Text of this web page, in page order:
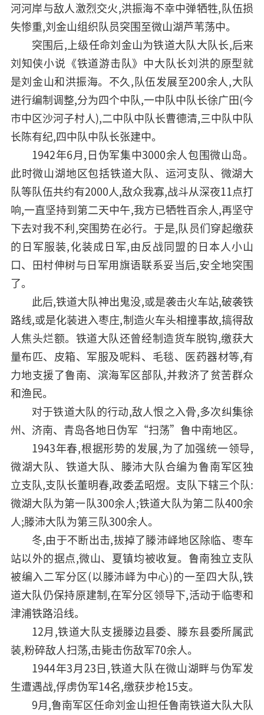
河河岸与敌人激烈交火,洪振海不幸中弹牺牲,队伍损
失惨重,刘金山组织队员突围至微山湖芦苇荡中。
突围后,上级任命刘金山为铁道大队大队长,后来
刘知侠小说《铁道游击队》中大队长刘洪的原型就
是刘金山和洪振海。不久,队伍发展至200余人,大队
进行编制调整,分为四个中队,一中队中队长徐广田(今
市中区沙河子村人),二中队中队长曹德清,三中队中队
长陈有纪,四中队中队长张建中。
1942年6月,日伪军集中3000余人包围微山岛。
此时微山湖地区包括铁道大队、运河支队、微湖大
队等队伍共约有2000人,敌众我寡,战斗从深夜11点打
响,一直坚持到第二天中午,我方已牺牲百余人,再坚守
下去对我不利,突围势在必行。于是,队员们穿起缴获
的日军服装,化装成日军,由反战同盟的日本人小山
口、田村伸树与日军用旗语联系妥当后,安全地突围
了。
此后,铁道大队神出鬼没,或是袭击火车站,破袭铁
路线,或是化装进入枣庄,制造火车头相撞事故,搞得敌
人焦头烂额。铁道大队还曾经制造货车脱钩,缴获大
量布匹、皮箱、军服及呢料、毛毯、医药器材等,有
力地支援了鲁南、滨海军区部队,并救济了贫苦群众
和渔民。
对于铁道大队的行动,敌人恨之入骨,多次纠集徐
州、济南、青岛各地日伪军“扫荡”鲁中南地区。
1943年春,根据形势的发展,为了加强统一领导,
微湖大队、铁道大队、滕沛大队合编为鲁南军区独
立支队,支队长董明春,政委孟昭煜。支队下辖三个队:
微湖大队为第一队300余人;铁道大队为第二队400余
人;滕沛大队为第三队300余人。
冬,由于不断出击,拔掉了滕沛峄地区除临、枣车
站以外的据点,微山、夏镇均被收复。鲁南独立支队
被编入二军分区(以滕沛峄为中心)的一至四大队,铁
道大队仍保持原建制,在军分区领导下,活动于临枣和
津浦铁路沿线。
12月,铁道大队支援滕边县委、滕东县委所属武
装,粉碎敌人扫荡,击毙击伤敌军70余人。
1944年3月23日,铁道大队在微山湖畔与伪军发
生遭遇战,俘虏伪军14名,缴获步枪15支。
9月,鲁南军区任命刘金山担任鲁南铁道大队大队